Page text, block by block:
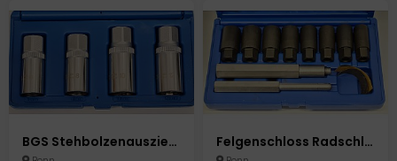
BGS Stehbolzenauszieher Satz 4 Teilig Autowerkzeug Auto Werkzeuge Felgenschloss Radschloss Radsicherung Radbolzen Abzieher Knacker